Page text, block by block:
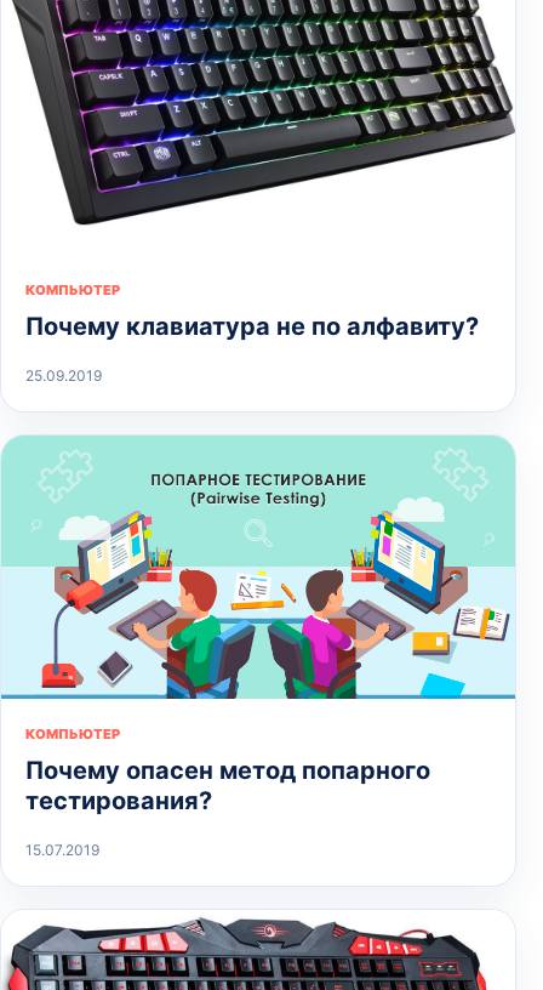
КОМПЬЮТЕР
Почему клавиатура не по алфавиту?
25.09.2019
КОМПЬЮТЕР
Почему опасен метод попарного
тестирования?
15.07.2019